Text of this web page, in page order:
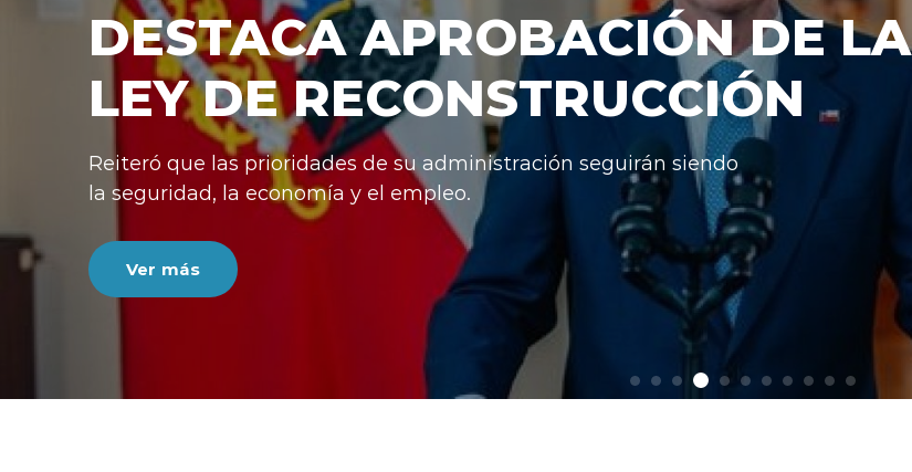
DESTACA APROBACIÓN DE LA
LEY DE RECONSTRUCCIÓN
Reiteró que las prioridades de su administración seguirán siendo
la seguridad, la economía y el empleo.
Ver más